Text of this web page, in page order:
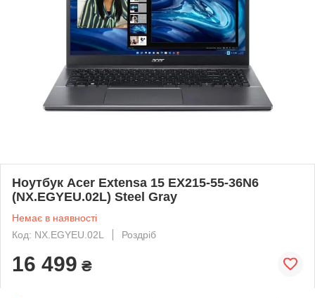
Ноутбук Acer Extensa 15 EX215-55-36N6
(NX.EGYEU.02L) Steel Gray
Немає в наявності
Код: NX.EGYEU.02L
Роздріб
16 499 ₴